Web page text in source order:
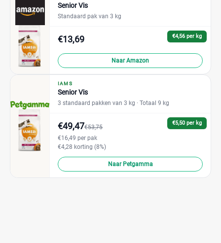
Senior Vis
Standaard pak van 3 kg
€4,56 per kg
€13,69
Naar Amazon
IAMS
Senior Vis
3 standaard pakken van 3 kg · Totaal 9 kg
€5,50 per kg
€49,47€53,75
€16,49 per pak
€4,28 korting (8%)
Naar Petgamma